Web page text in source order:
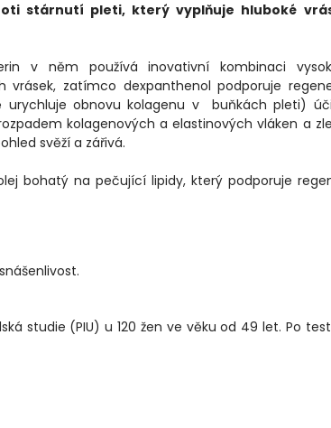
stárnutí pleti, který vyplňuje hluboké
v něm používá inovativní kombinaci
vrásek, zatímco dexpanthenol podporuje
urychluje obnovu kolagenu v buňkách pleti)
kolagenových a elastinových vláken a
svěží a zářivá.
bohatý na pečující lipidy, který podporuje
studie (PIU) u 120 žen ve věku od 49 let. Po